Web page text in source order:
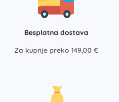
Besplatna dostava
Za kupnje preko 149,00 €